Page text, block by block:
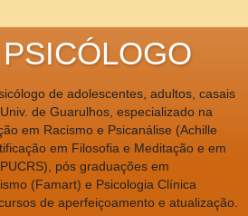
de adolescentes, adultos, casais
de Guarulhos, especializado na
em Racismo e Psicanálise (Achille
em Filosofia e Meditação e em
pós graduações em
(Famart) e Psicologia Clínica
de aperfeiçoamento e atualização.